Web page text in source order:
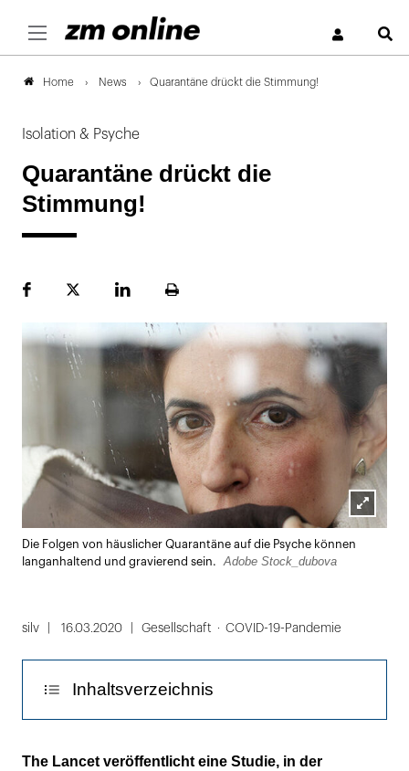
Home News Quarantäne drückt die Stimmung!
Isolation & Psyche
Quarantäne drückt die
Stimmung!
FacebookPlattformLinekdInSeite
Lightbox
öffnen
Die Folgen von häuslicher Quarantäne auf die Psyche können
langanhaltend und gravierend sein.
Adobe Stock_dubova
silv 16.03.2020 Gesellschaft COVID-19-Pandemie
Inhaltsverzeichnis
Verordnete Isolation führt oft zu Wut und
The Lancet veröffentlicht eine Studie, in der